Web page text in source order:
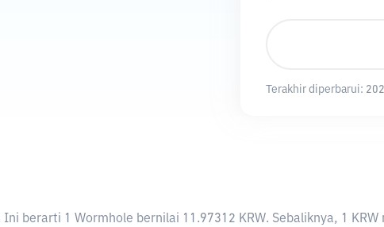
Terakhir diperbarui:
Ini berarti 1 Wormhole bernilai 11.97312 KRW. Sebaliknya, 1